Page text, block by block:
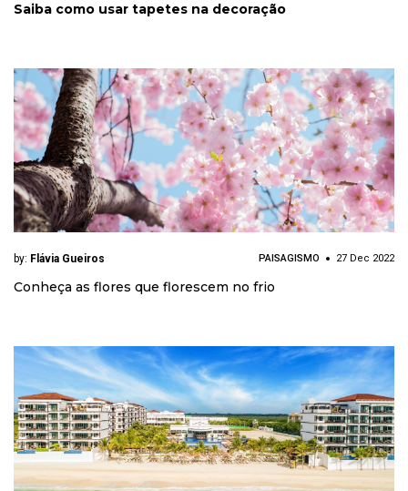
Saiba como usar tapetes na decoração
by: Flávia Gueiros PAISAGISMO 27 Dec 2022
Conheça as flores que florescem no frio